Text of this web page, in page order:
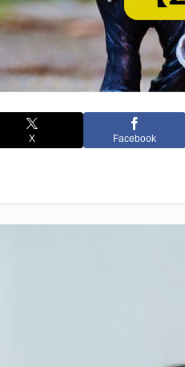
X Facebook